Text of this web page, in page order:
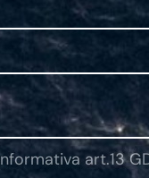
art.13